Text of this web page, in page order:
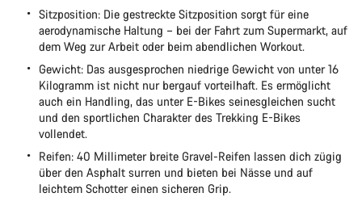
Sitzposition: Die gestreckte Sitzposition sorgt für eine
aerodynamische Haltung – bei der Fahrt zum Supermarkt, auf
dem Weg zur Arbeit oder beim abendlichen Workout.
Gewicht: Das ausgesprochen niedrige Gewicht von unter 16
Kilogramm ist nicht nur bergauf vorteilhaft. Es ermöglicht
auch ein Handling, das unter E-Bikes seinesgleichen sucht
und den sportlichen Charakter des Trekking E-Bikes
vollendet.
Reifen: 40 Millimeter breite Gravel-Reifen lassen dich zügig
über den Asphalt surren und bieten bei Nässe und auf
leichtem Schotter einen sicheren Grip.